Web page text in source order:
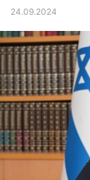
24.09.2024